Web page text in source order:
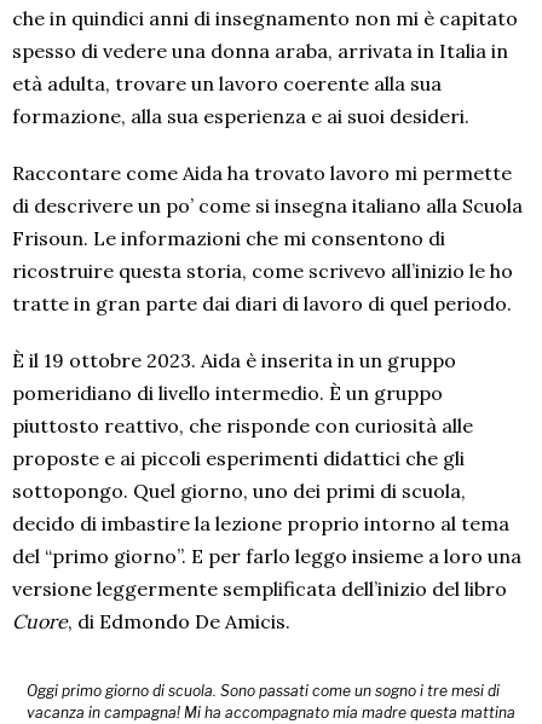
che in quindici anni di insegnamento non mi è capitato
spesso di vedere una donna araba, arrivata in Italia in
età adulta, trovare un lavoro coerente alla sua
formazione, alla sua esperienza e ai suoi desideri.
Raccontare come Aida ha trovato lavoro mi permette
di descrivere un po’ come si insegna italiano alla Scuola
Frisoun. Le informazioni che mi consentono di
ricostruire questa storia, come scrivevo all’inizio le ho
tratte in gran parte dai diari di lavoro di quel periodo.
È il 19 ottobre 2023. Aida è inserita in un gruppo
pomeridiano di livello intermedio. È un gruppo
piuttosto reattivo, che risponde con curiosità alle
proposte e ai piccoli esperimenti didattici che gli
sottopongo. Quel giorno, uno dei primi di scuola,
decido di imbastire la lezione proprio intorno al tema
del “primo giorno”. E per farlo leggo insieme a loro una
versione leggermente semplificata dell’inizio del libro
Cuore, di Edmondo De Amicis.
Oggi primo giorno di scuola. Sono passati come un sogno i tre mesi di
vacanza in campagna! Mi ha accompagnato mia madre questa mattina